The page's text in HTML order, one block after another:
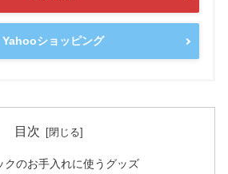
Yahooショッピング
目次
クのお手入れに使うグッズ